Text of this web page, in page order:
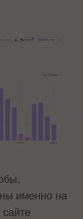
именно на